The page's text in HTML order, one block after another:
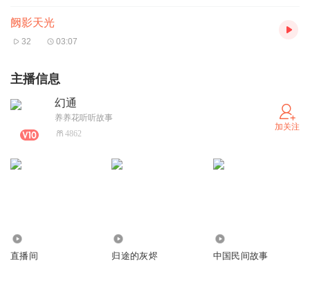
阙影天光
32 03:07
主播信息
幻通
养养花听听故事
4862
加关注
直播间 归途的灰烬 中国民间故事